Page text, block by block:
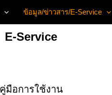
ข้อมูล/ข่าวสาร/E-Service
E-Service
คู่มือการใช้งาน